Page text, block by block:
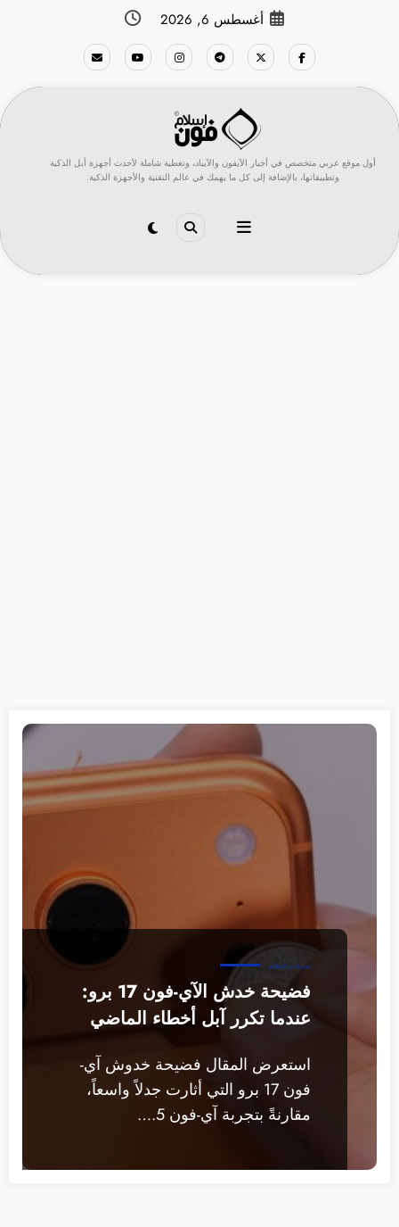
أغسطس 6, 2026
أول موقع عربي متخصص في أخبار الآيفون والآيباد، وتغطية شاملة لأحدث أجهزة أبل الذكية
وتطبيقاتها، بالإضافة إلى كل ما يهمك في عالم التقنية والأجهزة الذكية.
تحديثات النظام
فضيحة خدش الآي-فون 17 برو:
عندما تكرر آبل أخطاء الماضي
استعرض المقال فضيحة خدوش آي-
فون 17 برو التي أثارت جدلاً واسعاً،
مقارنةً بتجربة آي-فون 5.…